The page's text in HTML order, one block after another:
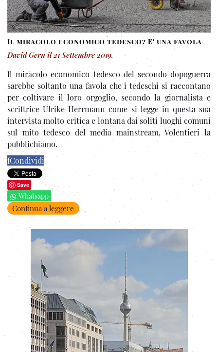
Il miracolo economico tedesco? E' una favola
David Gern il21 Settembre 2019.
Il miracolo economico tedesco del secondo dopoguerra
sarebbe soltanto una favola che i tedeschi si raccontano
per coltivare il loro orgoglio, secondo la giornalista e
scrittrice Ulrike Herrmann come si legge in questa sua
intervista molto critica e lontana dai soliti luoghi comuni
sul mito tedesco del media mainstream, Volentieri la
pubblichiamo.
fCondividi
Save
Whatsapp
Continua a leggere